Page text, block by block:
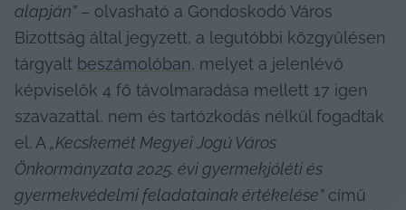
alapján” – olvasható a Gondoskodó Város
Bizottság által jegyzett, a legutóbbi közgyűlésen
tárgyalt beszámolóban, melyet a jelenlévő
képviselők 4 fő távolmaradása mellett 17 igen
szavazattal, nem és tartózkodás nélkül fogadtak
el. A „Kecskemét Megyei Jogú Város
Önkormányzata 2025. évi gyermekjóléti és
gyermekvédelmi feladatainak értékelése” című